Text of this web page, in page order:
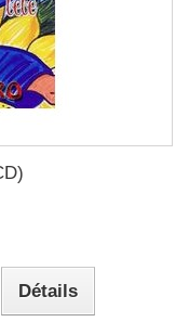
Détails